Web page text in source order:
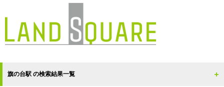
旗の台駅 の検索結果一覧